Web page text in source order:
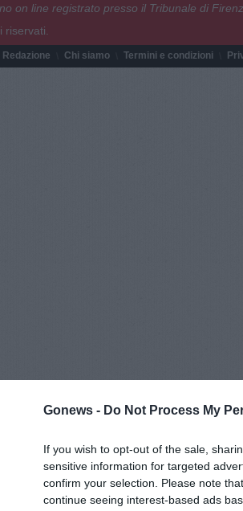
Gonews - Do Not Process My
If you wish to opt-out of the sale,
sensitive information for targeted
confirm your selection. Please note
continue seeing interest-based ads
on line registrato presso il Tribunale di
Redazione Chi siamo Termini e condizioni